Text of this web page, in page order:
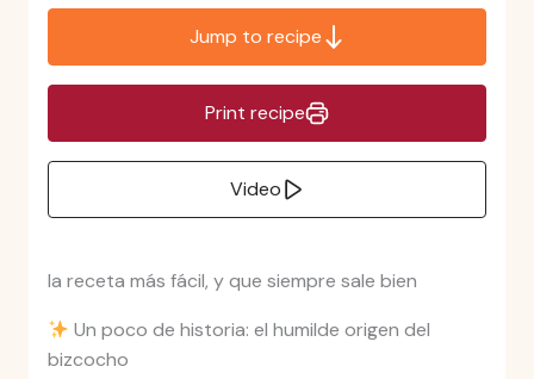
Jump to recipe
Print recipe
Video
la receta más fácil, y que siempre sale bien
Un poco de historia: el humilde origen del
bizcocho